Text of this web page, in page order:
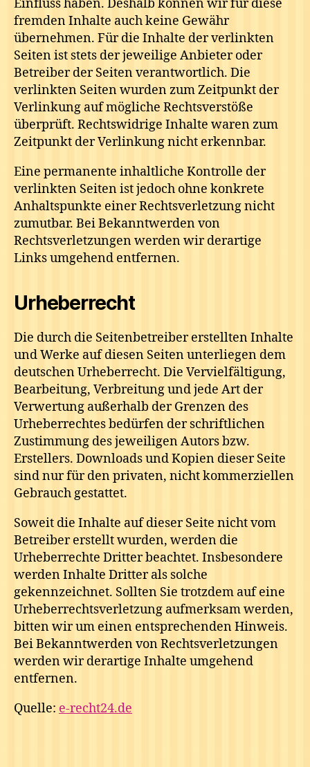
Einfluss haben. Deshalb können wir für diese
fremden Inhalte auch keine Gewähr
übernehmen. Für die Inhalte der verlinkten
Seiten ist stets der jeweilige Anbieter oder
Betreiber der Seiten verantwortlich. Die
verlinkten Seiten wurden zum Zeitpunkt der
Verlinkung auf mögliche Rechtsverstöße
überprüft. Rechtswidrige Inhalte waren zum
Zeitpunkt der Verlinkung nicht erkennbar.
Eine permanente inhaltliche Kontrolle der
verlinkten Seiten ist jedoch ohne konkrete
Anhaltspunkte einer Rechtsverletzung nicht
zumutbar. Bei Bekanntwerden von
Rechtsverletzungen werden wir derartige
Links umgehend entfernen.
Urheberrecht
Die durch die Seitenbetreiber erstellten Inhalte
und Werke auf diesen Seiten unterliegen dem
deutschen Urheberrecht. Die Vervielfältigung,
Bearbeitung, Verbreitung und jede Art der
Verwertung außerhalb der Grenzen des
Urheberrechtes bedürfen der schriftlichen
Zustimmung des jeweiligen Autors bzw.
Erstellers. Downloads und Kopien dieser Seite
sind nur für den privaten, nicht kommerziellen
Gebrauch gestattet.
Soweit die Inhalte auf dieser Seite nicht vom
Betreiber erstellt wurden, werden die
Urheberrechte Dritter beachtet. Insbesondere
werden Inhalte Dritter als solche
gekennzeichnet. Sollten Sie trotzdem auf eine
Urheberrechtsverletzung aufmerksam werden,
bitten wir um einen entsprechenden Hinweis.
Bei Bekanntwerden von Rechtsverletzungen
werden wir derartige Inhalte umgehend
entfernen.
Quelle: e-recht24.de